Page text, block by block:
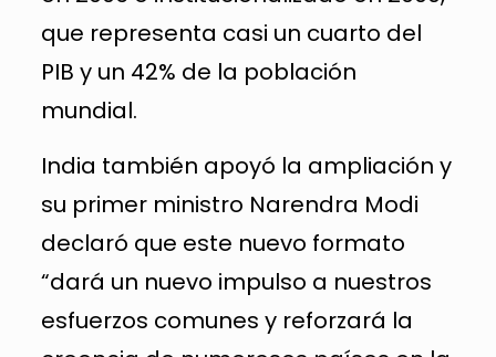
que representa casi un cuarto del
PIB y un 42% de la población
mundial.
India también apoyó la ampliación y
su primer ministro Narendra Modi
declaró que este nuevo formato
“dará un nuevo impulso a nuestros
esfuerzos comunes y reforzará la